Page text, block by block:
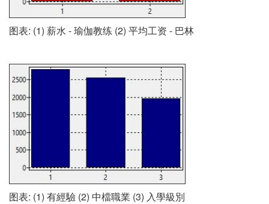
图表: (1) 薪水 - 瑜伽教练 (2) 平均工资 - 巴林
图表: (1) 有經驗 (2) 中檔職業 (3) 入學級別